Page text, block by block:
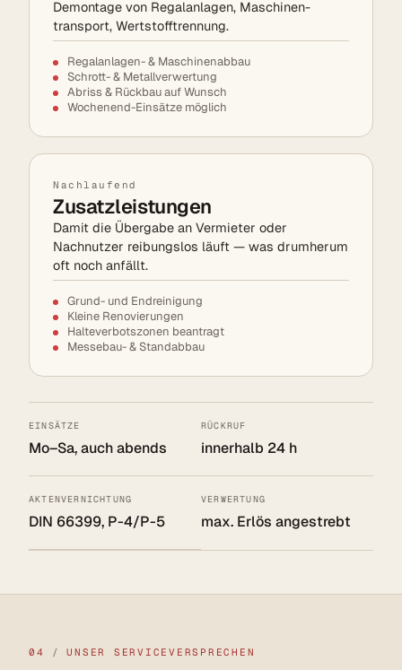
Demontage von Regal­anlagen, Maschinen­
transport, Wertstoff­trennung.
Regalanlagen- & Maschinen­abbau
Schrott- & Metall­verwertung
Abriss & Rückbau auf Wunsch
Wochenend-Einsätze möglich
Nachlaufend
Zusatzleistungen
Damit die Übergabe an Vermieter oder
Nachnutzer reibungslos läuft — was drumherum
oft noch anfällt.
Grund- und Endreinigung
Kleine Renovierungen
Halteverbots­zonen beantragt
Messebau- & Stand­abbau
EINSÄTZE
Mo–Sa, auch abends
RÜCKRUF
innerhalb 24 h
AKTENVERNICHTUNG
DIN 66399, P-4/P-5
VERWERTUNG
max. Erlös angestrebt
04 / UNSER SERVICEVERSPRECHEN